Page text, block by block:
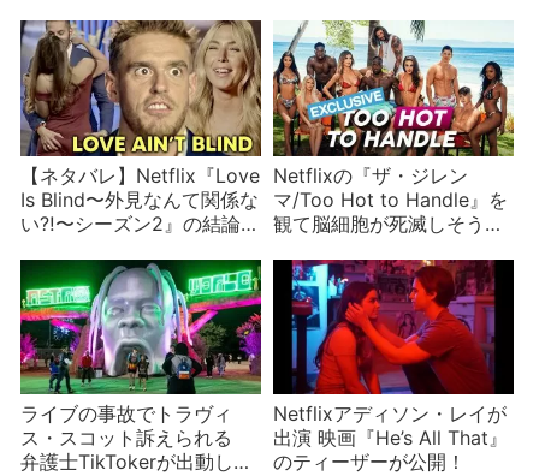
【ネタバレ】Netflix『Love
Is Blind〜外見なんて関係な
い⁈〜シーズン2』の結論は
Netflixの『ザ・ジレン
マ/Too Hot to Handle』を
観て脳細胞が死滅しそう
ライブの事故でトラヴィ
ス・スコット訴えられる
弁護士TikTokerが出動し悪
Netflixアディソン・レイが
出演 映画『He’s All That』
のティーザーが公開！